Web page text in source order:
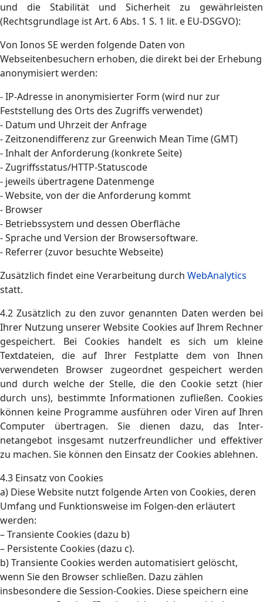
und die Stabilität und Sicherheit zu gewährleisten
(Rechtsgrundlage ist Art. 6 Abs. 1 S. 1 lit. e EU-DSGVO):
Von Ionos SE werden folgende Daten von
Webseitenbesuchern erhoben, die direkt bei der Erhebung
anonymisiert werden:
- IP-Adresse in anonymisierter Form (wird nur zur
Feststellung des Orts des Zugriffs verwendet)
- Datum und Uhrzeit der Anfrage
- Zeitzonendifferenz zur Greenwich Mean Time (GMT)
- Inhalt der Anforderung (konkrete Seite)
- Zugriffsstatus/HTTP-Statuscode
- jeweils übertragene Datenmenge
- Website, von der die Anforderung kommt
- Browser
- Betriebssystem und dessen Oberfläche
- Sprache und Version der Browsersoftware.
- Referrer (zuvor besuchte Webseite)
Zusätzlich findet eine Verarbeitung durch WebAnalytics
statt.
4.2 Zusätzlich zu den zuvor genannten Daten werden bei
Ihrer Nutzung unserer Website Cookies auf Ihrem Rechner
gespeichert. Bei Cookies handelt es sich um kleine
Textdateien, die auf Ihrer Festplatte dem von Ihnen
verwendeten Browser zugeordnet gespeichert werden
und durch welche der Stelle, die den Cookie setzt (hier
durch uns), bestimmte Informationen zufließen. Cookies
können keine Programme ausführen oder Viren auf Ihren
Computer übertragen. Sie dienen dazu, das Inter-
netangebot insgesamt nutzerfreundlicher und effektiver
zu machen. Sie können den Einsatz der Cookies ablehnen.
4.3 Einsatz von Cookies
a) Diese Website nutzt folgende Arten von Cookies, deren
Umfang und Funktionsweise im Folgen-den erläutert
werden:
– Transiente Cookies (dazu b)
– Persistente Cookies (dazu c).
b) Transiente Cookies werden automatisiert gelöscht,
wenn Sie den Browser schließen. Dazu zählen
insbesondere die Session-Cookies. Diese speichern eine